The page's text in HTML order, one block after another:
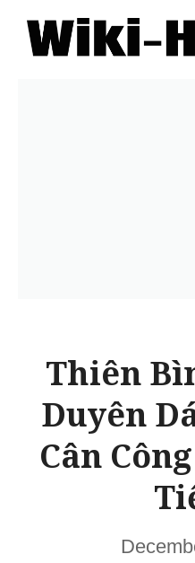
Skip
Thiên
Duyên
Cân